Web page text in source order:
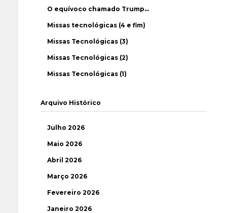
O equívoco chamado Trump…
Missas tecnológicas (4 e fim)
Missas Tecnológicas (3)
Missas Tecnológicas (2)
Missas Tecnológicas (1)
Arquivo Histórico
Julho 2026
Maio 2026
Abril 2026
Março 2026
Fevereiro 2026
Janeiro 2026